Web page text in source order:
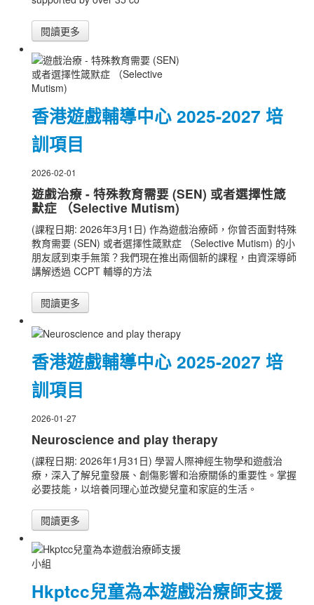
閱讀更多
香港遊戲輔導中心 2025-2027 培
訓項目
2026-02-01
遊戲治療 - 特殊教育需要 (SEN) 或者選擇性箴
默症 （Selective Mutism)
(課程日期: 2026年3月1日) 作為遊戲治療師，你曾否面對特殊
教育需要 (SEN) 或者選擇性箴默症 （Selective Mutism) 的小
朋友感到束手無策？我們現在推出兩個新的課程，由資深導師
講解透過 CCPT 輔導的方法
閱讀更多
香港遊戲輔導中心 2025-2027 培
訓項目
2026-01-27
Neuroscience and play therapy
(課程日期: 2026年1月31日) 學習人際神經生物學和遊戲治
療，深入了解兒童發展、創傷影響和治療關係的重要性。掌握
必要技能，以培養同理心並改變兒童和家庭的生活。
閱讀更多
Hkptcc兒童為本遊戲治療師支援